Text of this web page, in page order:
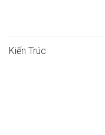
Kiến Trúc